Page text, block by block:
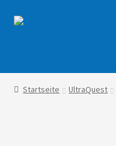
Zur
Zum
Shop
Startseite UltraQuest